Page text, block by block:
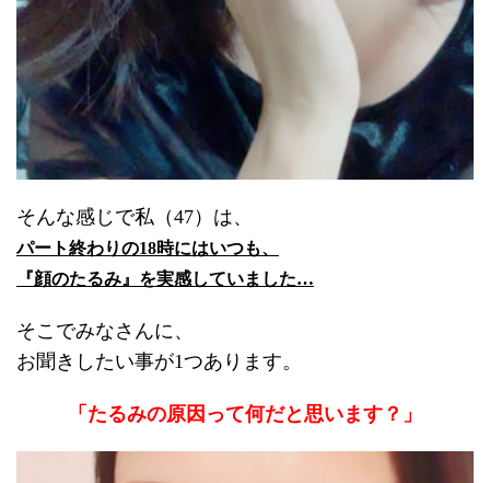
そんな感じで私（47）は、
パート終わりの18時にはいつも、
『顔のたるみ』を実感していました…
そこでみなさんに、
お聞きしたい事が1つあります。
「たるみの原因って何だと思います？」